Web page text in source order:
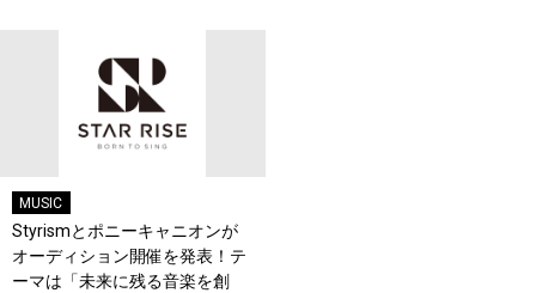
MUSIC
Styrismとポニーキャニオンが
オーディション開催を発表！テ
ーマは「未来に残る音楽を創